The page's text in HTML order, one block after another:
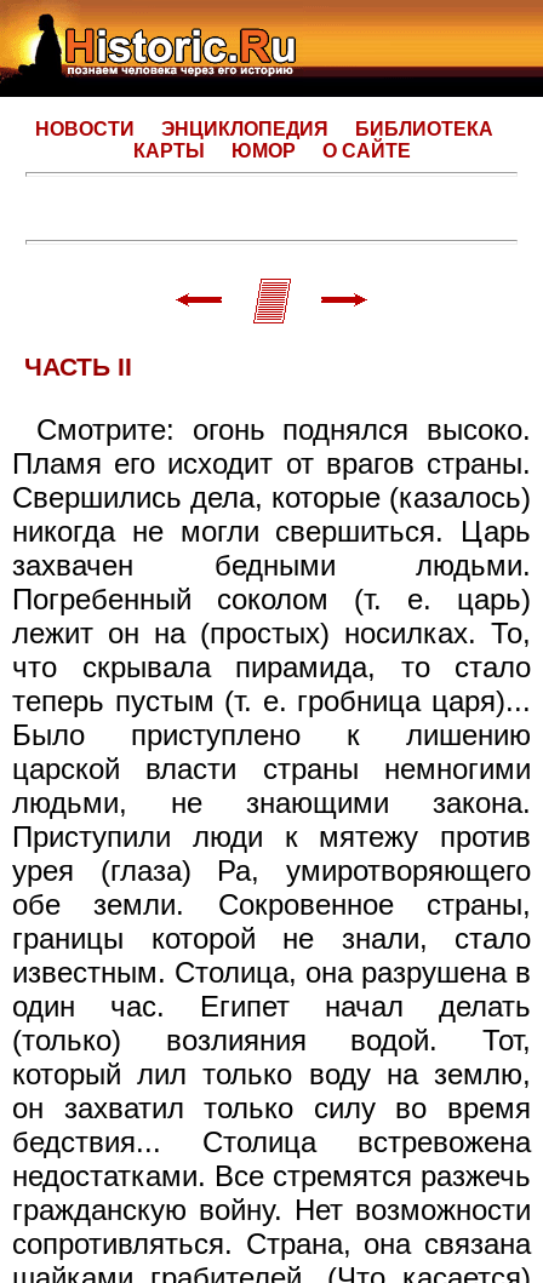
НОВОСТИ ЭНЦИКЛОПЕДИЯ
БИБЛИОТЕКА
КАРТЫ
ЮМОР О САЙТЕ
ЧАСТЬ II
Смотрите: огонь поднялся высоко.
Пламя его исходит от врагов страны.
Свершились дела, которые (казалось)
никогда не могли свершиться. Царь
захвачен бедными людьми.
Погребенный соколом (т. е. царь)
лежит он на (простых) носилках. То,
что скрывала пирамида, то стало
теперь пустым (т. е. гробница царя)...
Было приступлено к лишению
царской власти страны немногими
людьми, не знающими закона.
Приступили люди к мятежу против
урея (глаза) Ра, умиротворяющего
обе земли. Сокровенное страны,
границы которой не знали, стало
известным. Столица, она разрушена в
один час. Египет начал делать
(только) возлияния водой. Тот,
который лил только воду на землю,
он захватил только силу во время
бедствия... Столица встревожена
недостатками. Все стремятся разжечь
гражданскую войну. Нет возможности
сопротивляться. Страна, она связана